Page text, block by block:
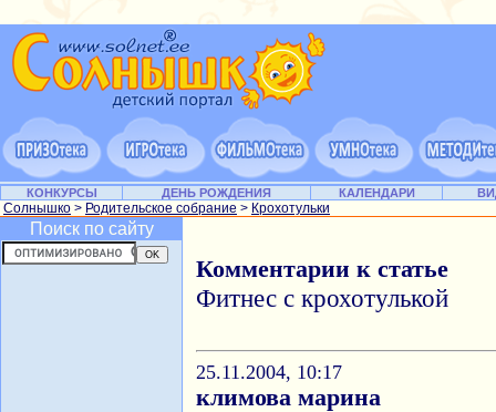
КОНКУРСЫ ДЕНЬ РОЖДЕНИЯ КАЛЕНДАРИ
Солнышко > Родительское собрание > Крохотульки
Поиск по сайту
Комментарии к статье
Фитнес с крохотулькой
25.11.2004, 10:17
климова марина